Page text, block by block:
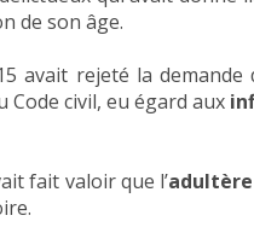
de son âge.
avait rejeté la demande
Code civil, eu égard aux
fait valoir que l’adultère